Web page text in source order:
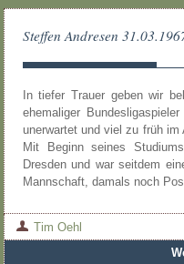
Steffen Andresen
In tiefer Trauer geben wir
ehemaliger
unerwartet und viel zu früh im
Mit Beginn seines
Dresden und war seitdem
Mannschaft, damals noch
Tim Oehl